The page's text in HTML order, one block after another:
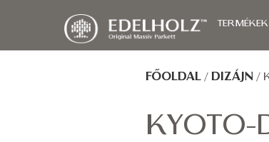
TERMÉKEK
FŐOLDAL / DIZÁJN /
KYOTO-